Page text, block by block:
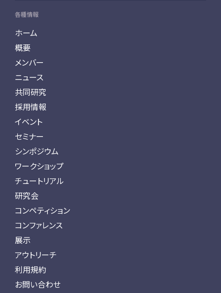
各種情報
ホーム
概要
メンバー
ニュース
共同研究
採用情報
イベント
セミナー
シンポジウム
ワークショップ
チュートリアル
研究会
コンペティション
コンファレンス
展示
アウトリーチ
利用規約
お問い合わせ